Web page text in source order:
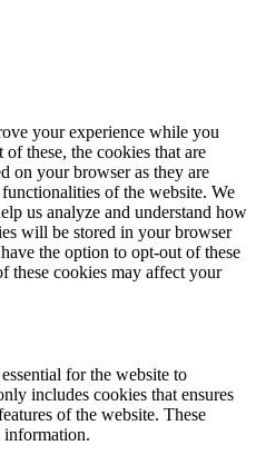
your experience while you
these, the cookies that are
on your browser as they are
of the website. We
us analyze and understand how
will be stored in your browser
the option to opt-out of these
these cookies may affect your
for the website to
includes cookies that ensures
of the website. These
information.